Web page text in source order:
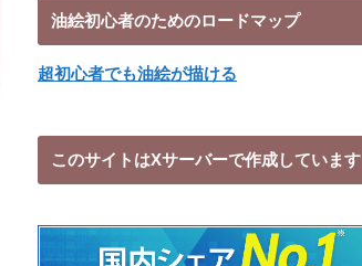
油絵初心者のためのロードマップ
超初心者でも油絵が描ける
このサイトはXサーバーで作成しています